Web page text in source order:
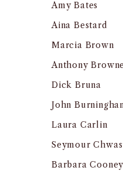
Amy Bates
Aina Bestard
Marcia Brown
Anthony Browne
Dick Bruna
John
Laura Carlin
Seymour
Barbara Cooney